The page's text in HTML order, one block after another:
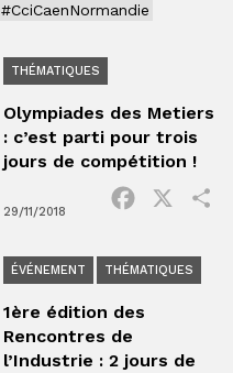
#CciCaenNormandie
THÉMATIQUES
Olympiades des Metiers
: c’est parti pour trois
jours de compétition !
29/11/2018
Facebook
ÉVÉNEMENT THÉMATIQUES
1ère édition des
Rencontres de
l’Industrie : 2 jours de